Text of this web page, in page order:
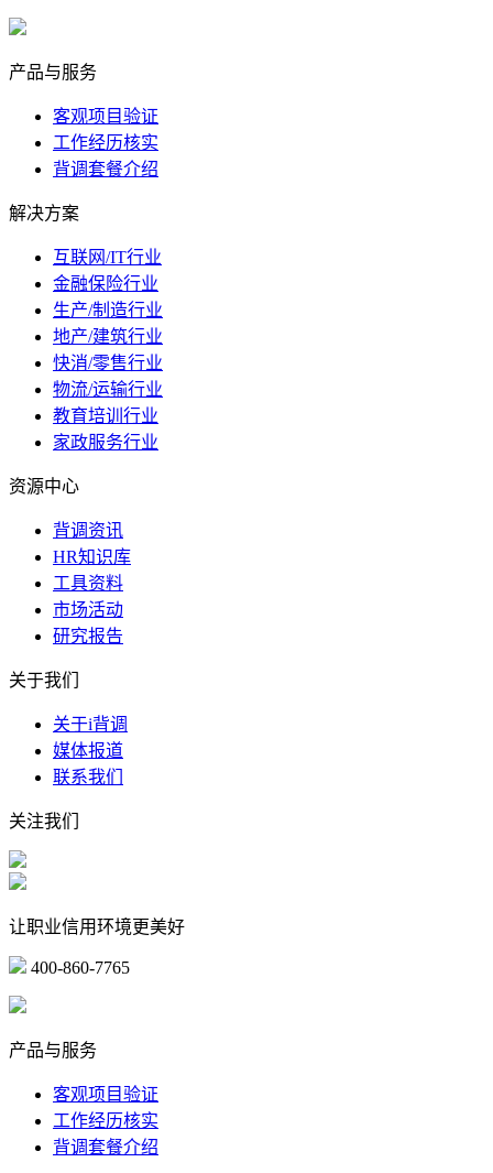
产品与服务
客观项目验证
工作经历核实
背调套餐介绍
解决方案
互联网/IT行业
金融保险行业
生产/制造行业
地产/建筑行业
快消/零售行业
物流/运输行业
教育培训行业
家政服务行业
资源中心
背调资讯
HR知识库
工具资料
市场活动
研究报告
关于我们
关于i背调
媒体报道
联系我们
关注我们
让职业信用环境更美好
400-860-7765
产品与服务
客观项目验证
工作经历核实
背调套餐介绍